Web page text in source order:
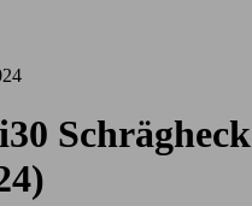
Schrägheck